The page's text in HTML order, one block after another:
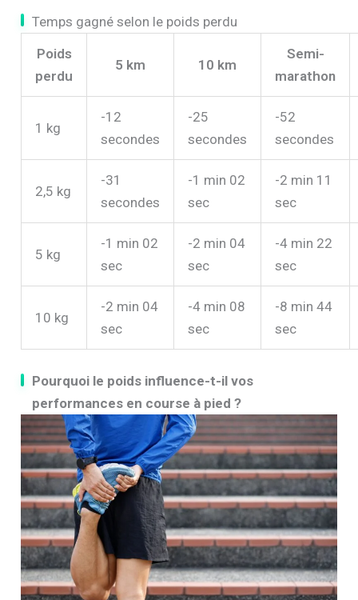
Temps gagné selon le poids perdu
Poids
perdu
5 km 10 km
Semi-
marathon
1 kg
-12
secondes
-25
secondes
-52
secondes
2,5 kg
-31
secondes
-1 min 02
sec
-2 min 11
sec
5 kg
-1 min 02
sec
-2 min 04
sec
-4 min 22
sec
10 kg
-2 min 04
sec
-4 min 08
sec
-8 min 44
sec
Pourquoi le poids influence-t-il vos
performances en course à pied ?